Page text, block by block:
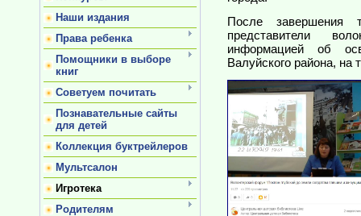
Наши издания
Права ребенка
Помощники в выборе
книг
Советуем почитать
Познавательные сайты
для детей
Коллекция буктрейлеров
Мультсалон
Игротека
Родителям
После завершения
представители
информацией об
Валуйского района, на